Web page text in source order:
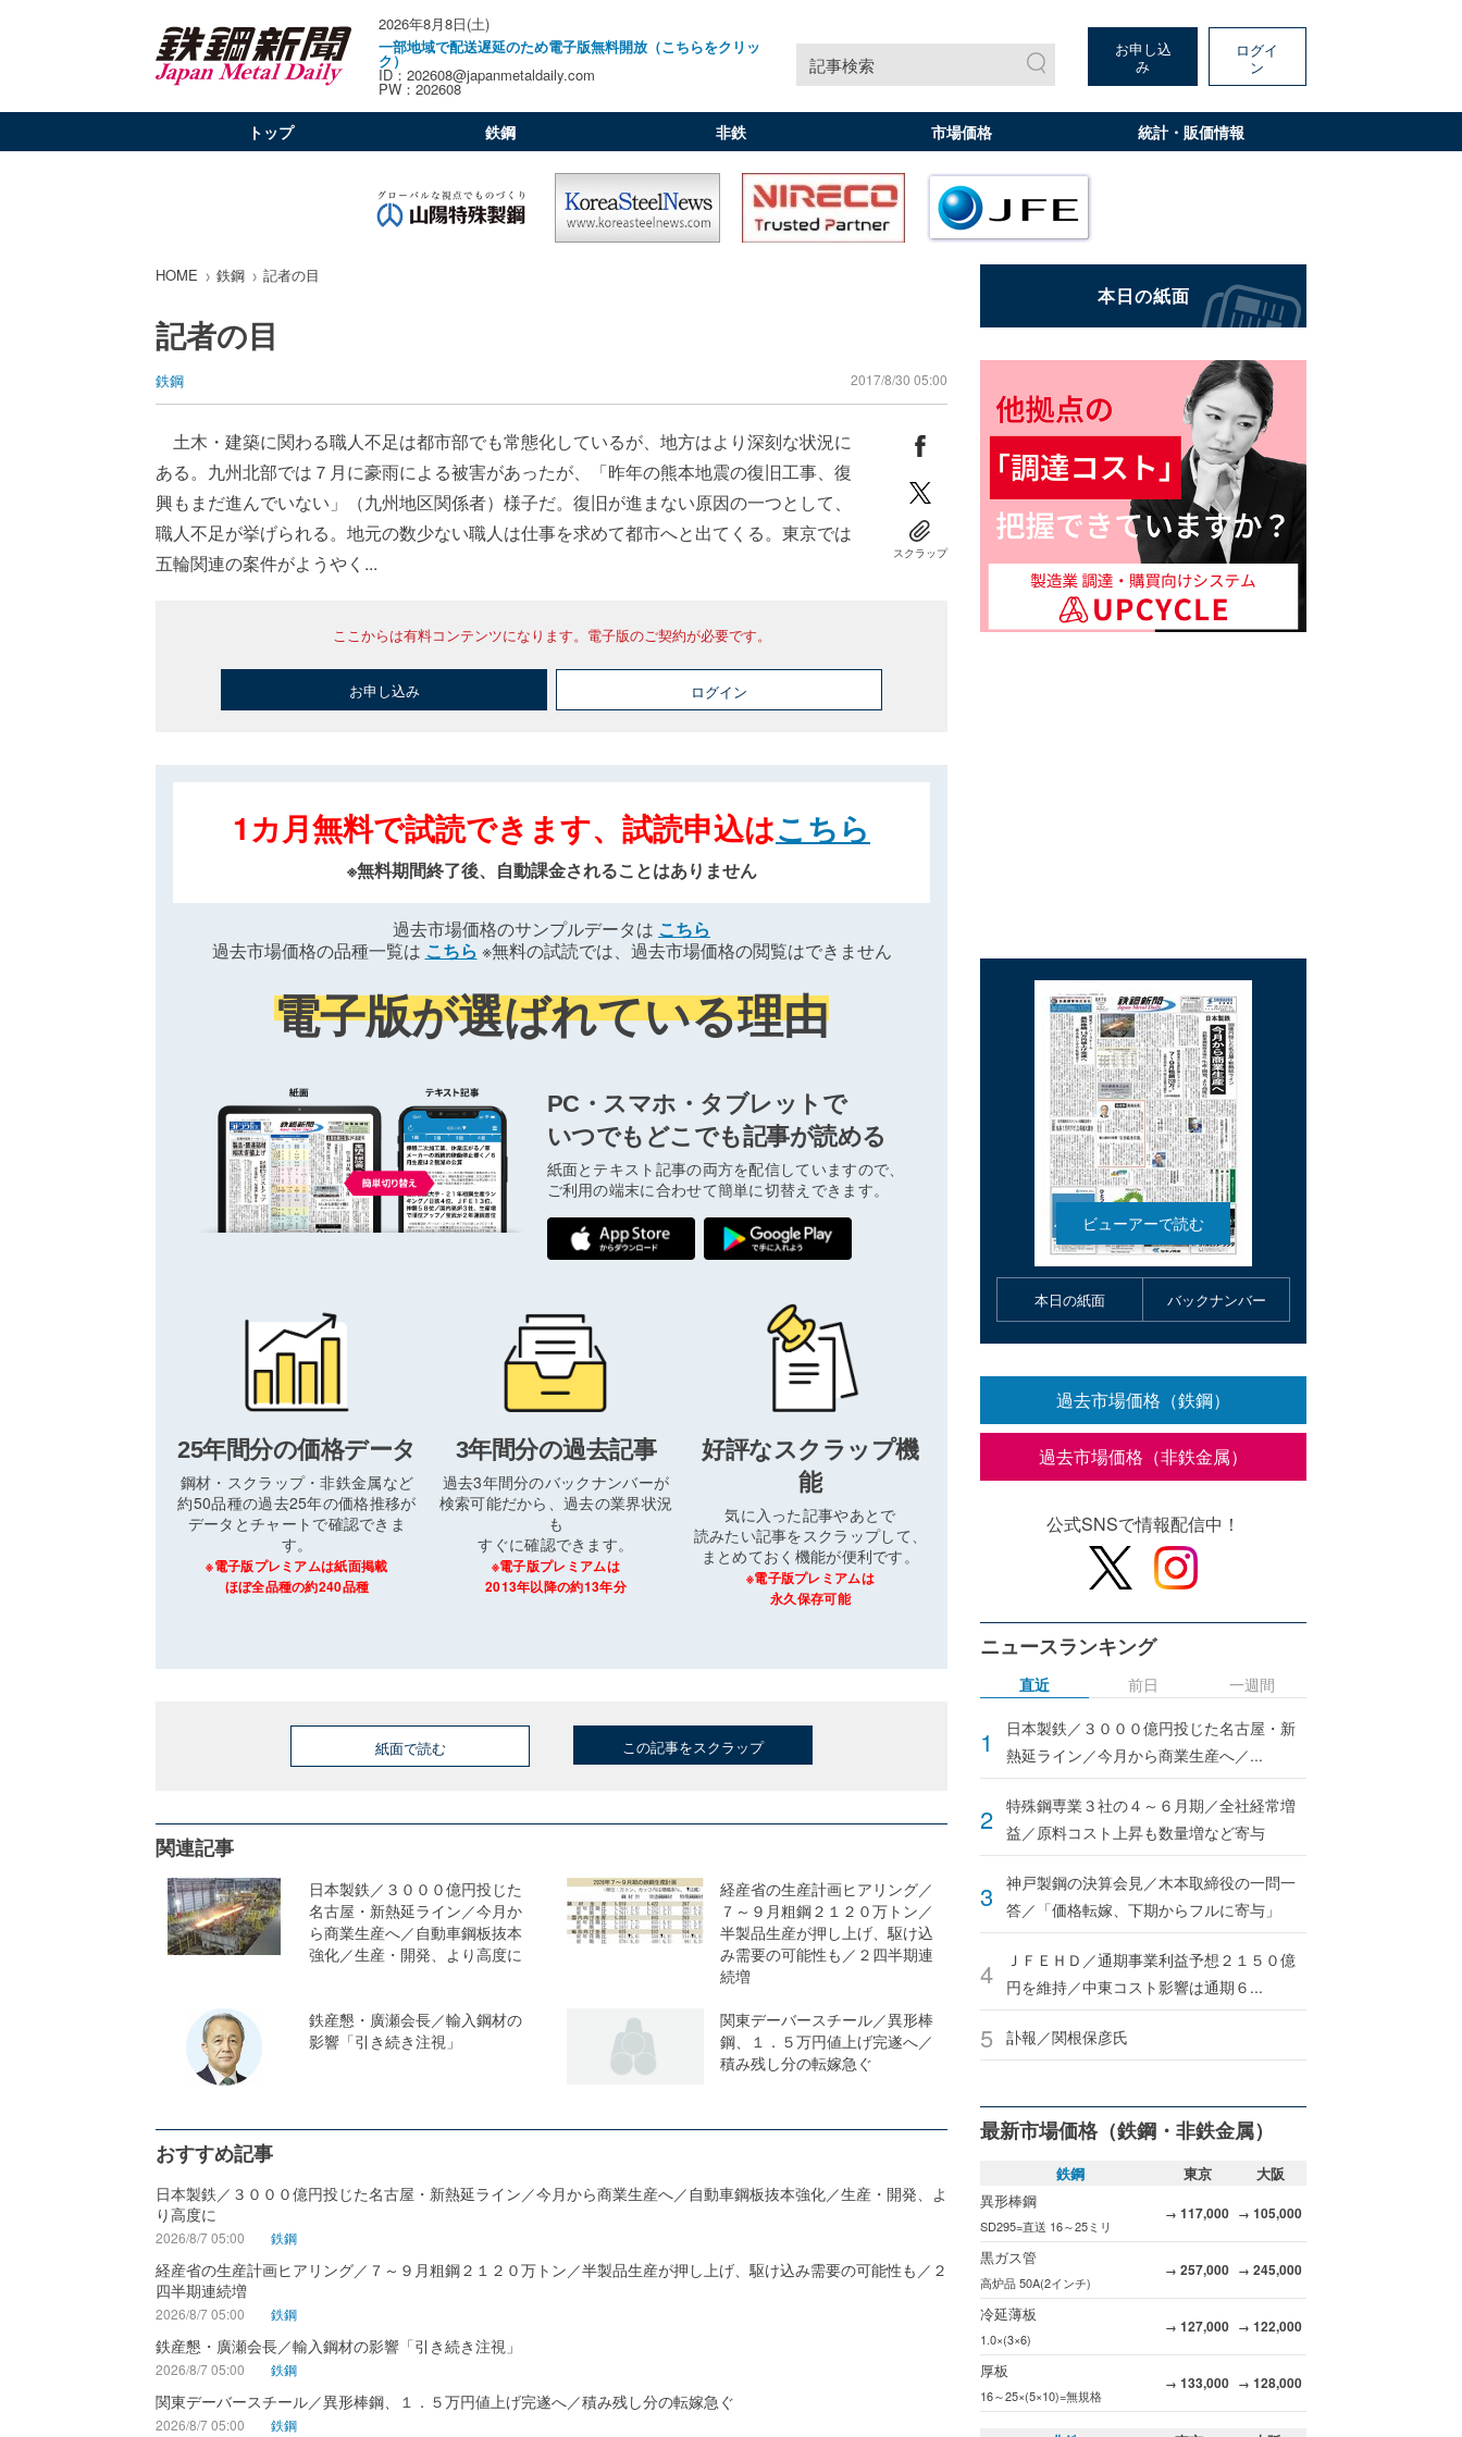
2026年8月8日(土)
一部地域で配送遅延のため電子版無料開放（こちらをクリッ
ク）
ID：202608@japanmetaldaily.com
PW：202608
記事検索
お申し込
み
ログイ
ン
トップ 鉄鋼 非鉄 市場価格 統計・販価情報
HOME 鉄鋼 記者の目
記者の目
鉄鋼 2017/8/30 05:00
土木・建築に関わる職人不足は都市部でも常態化しているが、地方はより深刻な状況に
ある。九州北部では７月に豪雨による被害があったが、「昨年の熊本地震の復旧工事、復
興もまだ進んでいない」（九州地区関係者）様子だ。復旧が進まない原因の一つとして、
職人不足が挙げられる。地元の数少ない職人は仕事を求めて都市へと出てくる。東京では
五輪関連の案件がようやく...
スクラップ
ここからは有料コンテンツになります。電子版のご契約が必要です。
お申し込み ログイン
1カ月無料で試読できます、試読申込はこちら
※無料期間終了後、自動課金されることはありません
過去市場価格のサンプルデータは こちら
過去市場価格の品種一覧は こちら ※無料の試読では、過去市場価格の閲覧はできません
電子版が選ばれている理由
PC・スマホ・タブレットで
いつでもどこでも記事が読める
紙面とテキスト記事の両方を配信していますので、
ご利用の端末に合わせて簡単に切替えできます。
25年間分の価格データ
鋼材・スクラップ・非鉄金属など
約50品種の過去25年の価格推移が
データとチャートで確認できま
す。
※電子版プレミアムは紙面掲載
ほぼ全品種の約240品種
3年間分の過去記事
過去3年間分のバックナンバーが
検索可能だから、過去の業界状況
も
すぐに確認できます。
※電子版プレミアムは
2013年以降の約13年分
好評なスクラップ機
能
気に入った記事やあとで
読みたい記事をスクラップして、
まとめておく機能が便利です。
※電子版プレミアムは
永久保存可能
紙面で読む この記事をスクラップ
関連記事
日本製鉄／３０００億円投じた
名古屋・新熱延ライン／今月か
ら商業生産へ／自動車鋼板抜本
強化／生産・開発、より高度に
経産省の生産計画ヒアリング／
７～９月粗鋼２１２０万トン／
半製品生産が押し上げ、駆け込
み需要の可能性も／２四半期連
続増
鉄産懇・廣瀬会長／輸入鋼材の
影響「引き続き注視」
関東デーバースチール／異形棒
鋼、１．５万円値上げ完遂へ／
積み残し分の転嫁急ぐ
おすすめ記事
日本製鉄／３０００億円投じた名古屋・新熱延ライン／今月から商業生産へ／自動車鋼板抜本強化／生産・開発、よ
り高度に
2026/8/7 05:00 鉄鋼
経産省の生産計画ヒアリング／７～９月粗鋼２１２０万トン／半製品生産が押し上げ、駆け込み需要の可能性も／２
四半期連続増
2026/8/7 05:00 鉄鋼
鉄産懇・廣瀬会長／輸入鋼材の影響「引き続き注視」
2026/8/7 05:00 鉄鋼
関東デーバースチール／異形棒鋼、１．５万円値上げ完遂へ／積み残し分の転嫁急ぐ
2026/8/7 05:00 鉄鋼
本日の紙面 バックナンバー
過去市場価格（鉄鋼）
過去市場価格（非鉄金属）
公式SNSで情報配信中！
ニュースランキング
直近
日本製鉄／３０００億円投じた名古屋・新
熱延ライン／今月から商業生産へ／...
特殊鋼専業３社の４～６月期／全社経常増
益／原料コスト上昇も数量増など寄与
神戸製鋼の決算会見／木本取締役の一問一
答／「価格転嫁、下期からフルに寄与」
ＪＦＥＨＤ／通期事業利益予想２１５０億
円を維持／中東コスト影響は通期６...
訃報／関根保彦氏
前日 一週間
最新市場価格（鉄鋼・非鉄金属）
鉄鋼 東京
大阪
異形棒鋼
SD295=直送 16～25ミリ
→ 117,000 → 105,000
黒ガス管
高炉品 50A(2インチ)
→ 257,000 → 245,000
冷延薄板
1.0×(3×6)
→ 127,000 → 122,000
厚板
16～25×(5×10)=無規格
→ 133,000 → 128,000